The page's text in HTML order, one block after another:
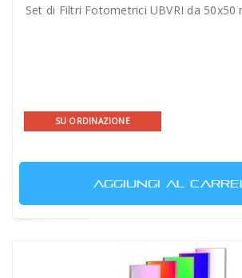
Set di Filtri Fotometrici UBVRI da 50x50
SU ORDINAZIONE
AGGIUNGI AL